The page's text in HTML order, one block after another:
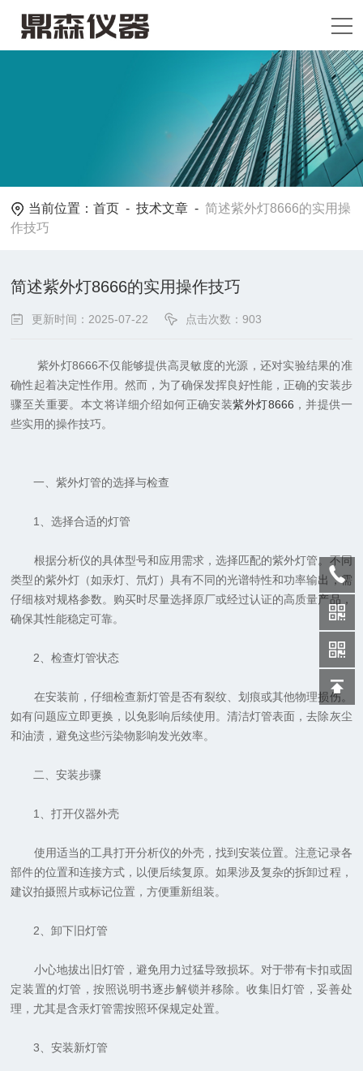
当前位置：首页 -技术文章 -简述紫外灯8666的实用操
作技巧
简述紫外灯8666的实用操作技巧
更新时间：2025-07-22 点击次数：903
紫外灯8666不仅能够提供高灵敏度的光源，还对实验结果的准
确性起着决定性作用。然而，为了确保发挥良好性能，正确的安装步
骤至关重要。本文将详细介绍如何正确安装紫外灯8666 ，并提供一
些实用的操作技巧。
一、紫外灯管的选择与检查
1、选择合适的灯管
根据分析仪的具体型号和应用需求，选择匹配的紫外灯管。不同
类型的紫外灯（如汞灯、氘灯）具有不同的光谱特性和功率输出，需
仔细核对规格参数。购买时尽量选择原厂或经过认证的高质量产品，
确保其性能稳定可靠。
2、检查灯管状态
在安装前，仔细检查新灯管是否有裂纹、划痕或其他物理损伤。
如有问题应立即更换，以免影响后续使用。清洁灯管表面，去除灰尘
和油渍，避免这些污染物影响发光效率。
二、安装步骤
1、打开仪器外壳
使用适当的工具打开分析仪的外壳，找到安装位置。注意记录各
部件的位置和连接方式，以便后续复原。如果涉及复杂的拆卸过程，
建议拍摄照片或标记位置，方便重新组装。
2、卸下旧灯管
小心地拔出旧灯管，避免用力过猛导致损坏。对于带有卡扣或固
定装置的灯管，按照说明书逐步解锁并移除。收集旧灯管，妥善处
理，尤其是含汞灯管需按照环保规定处置。
3、安装新灯管